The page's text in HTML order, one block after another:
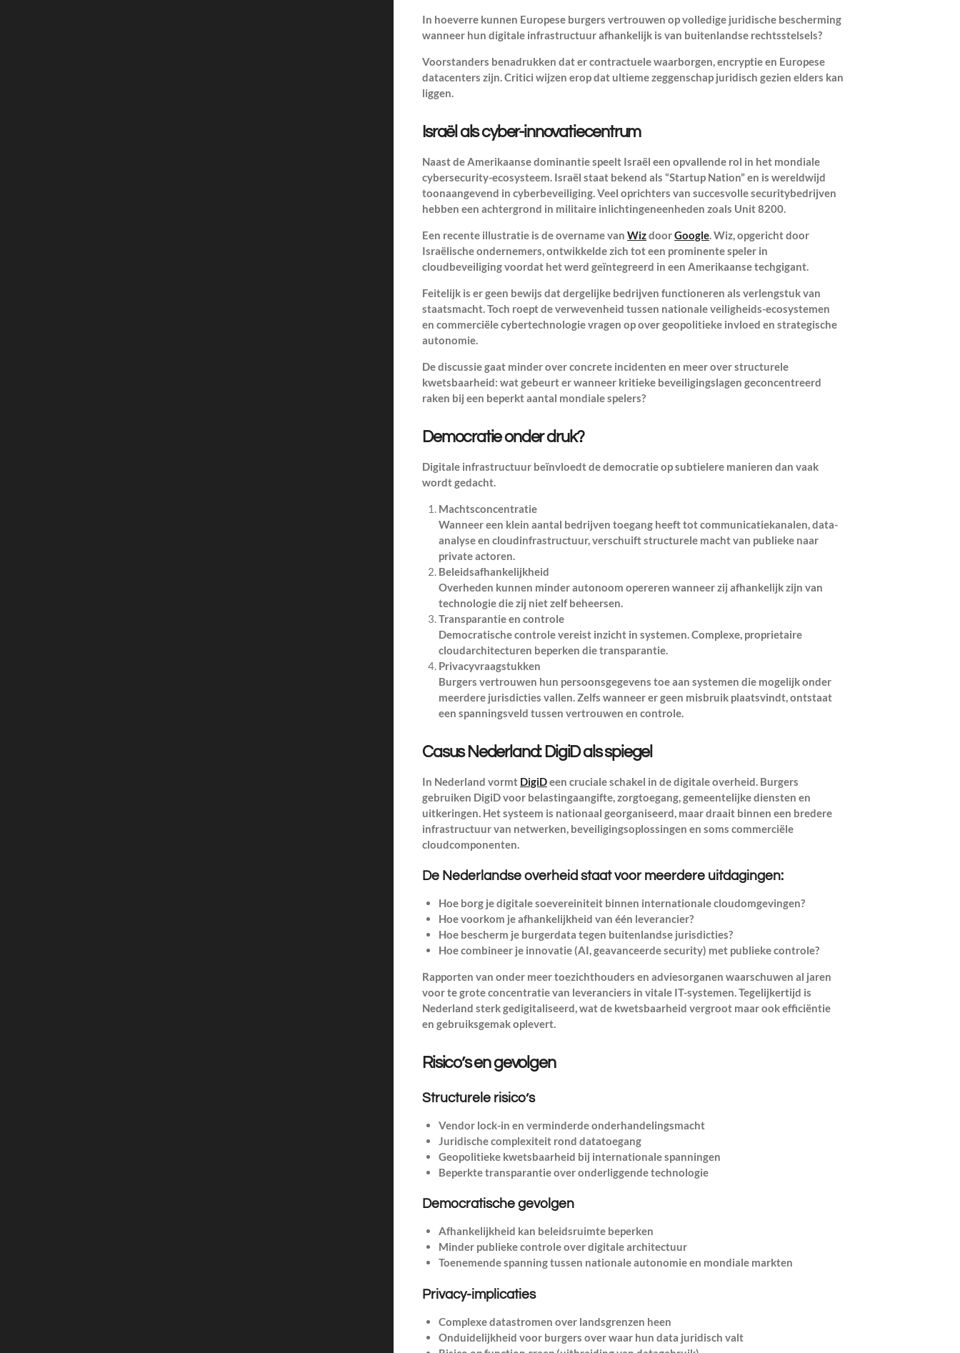
In hoeverre kunnen Europese burgers vertrouwen op volledige juridische bescherming
wanneer hun digitale infrastructuur afhankelijk is van buitenlandse rechtsstelsels?
Voorstanders benadrukken dat er contractuele waarborgen, encryptie en Europese
datacenters zijn. Critici wijzen erop dat ultieme zeggenschap juridisch gezien elders kan
liggen.
Israël als cyber-innovatiecentrum
Naast de Amerikaanse dominantie speelt Israël een opvallende rol in het mondiale
cybersecurity-ecosysteem. Israël staat bekend als “Startup Nation” en is wereldwijd
toonaangevend in cyberbeveiliging. Veel oprichters van succesvolle securitybedrijven
hebben een achtergrond in militaire inlichtingeneenheden zoals Unit 8200.
Een recente illustratie is de overname vanWizdoorGoogle. Wiz, opgericht door
Israëlische ondernemers, ontwikkelde zich tot een prominente speler in
cloudbeveiliging voordat het werd geïntegreerd in een Amerikaanse techgigant.
Feitelijk is er geen bewijs dat dergelijke bedrijven functioneren als verlengstuk van
staatsmacht. Toch roept de verwevenheid tussen nationale veiligheids-ecosystemen
en commerciële cybertechnologie vragen op over geopolitieke invloed en strategische
autonomie.
De discussie gaat minder over concrete incidenten en meer over structurele
kwetsbaarheid: wat gebeurt er wanneer kritieke beveiligingslagen geconcentreerd
raken bij een beperkt aantal mondiale spelers?
Democratie onder druk?
Digitale infrastructuur beïnvloedt de democratie op subtielere manieren dan vaak
wordt gedacht.
Machtsconcentratie
Wanneer een klein aantal bedrijven toegang heeft tot communicatiekanalen, data-
analyse en cloudinfrastructuur, verschuift structurele macht van publieke naar
private actoren.
Beleidsafhankelijkheid
Overheden kunnen minder autonoom opereren wanneer zij afhankelijk zijn van
technologie die zij niet zelf beheersen.
Transparantie en controle
Democratische controle vereist inzicht in systemen. Complexe, proprietaire
cloudarchitecturen beperken die transparantie.
Privacyvraagstukken
Burgers vertrouwen hun persoonsgegevens toe aan systemen die mogelijk onder
meerdere jurisdicties vallen. Zelfs wanneer er geen misbruik plaatsvindt, ontstaat
een spanningsveld tussen vertrouwen en controle.
Casus Nederland: DigiD als spiegel
In Nederland vormt DigiDeen cruciale schakel in de digitale overheid. Burgers
gebruiken DigiD voor belastingaangifte, zorgtoegang, gemeentelijke diensten en
uitkeringen. Het systeem is nationaal georganiseerd, maar draait binnen een bredere
infrastructuur van netwerken, beveiligingsoplossingen en soms commerciële
cloudcomponenten.
De Nederlandse overheid staat voor meerdere uitdagingen:
Hoe borg je digitale soevereiniteit binnen internationale cloudomgevingen?
Hoe voorkom je afhankelijkheid van één leverancier?
Hoe bescherm je burgerdata tegen buitenlandse jurisdicties?
Hoe combineer je innovatie (AI, geavanceerde security) met publieke controle?
Rapporten van onder meer toezichthouders en adviesorganen waarschuwen al jaren
voor te grote concentratie van leveranciers in vitale IT-systemen. Tegelijkertijd is
Nederland sterk gedigitaliseerd, wat de kwetsbaarheid vergroot maar ook efficiëntie
en gebruiksgemak oplevert.
Risico’s en gevolgen
Structurele risico’s
Vendor lock-in en verminderde onderhandelingsmacht
Juridische complexiteit rond datatoegang
Geopolitieke kwetsbaarheid bij internationale spanningen
Beperkte transparantie over onderliggende technologie
Democratische gevolgen
Afhankelijkheid kan beleidsruimte beperken
Minder publieke controle over digitale architectuur
Toenemende spanning tussen nationale autonomie en mondiale markten
Privacy-implicaties
Complexe datastromen over landsgrenzen heen
Onduidelijkheid voor burgers over waar hun data juridisch valt